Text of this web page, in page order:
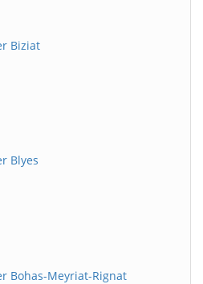
Biziat
Blyes
Bohas-Meyriat-Rignat